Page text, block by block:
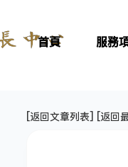
首頁 服務
[返回文章列表] [返回